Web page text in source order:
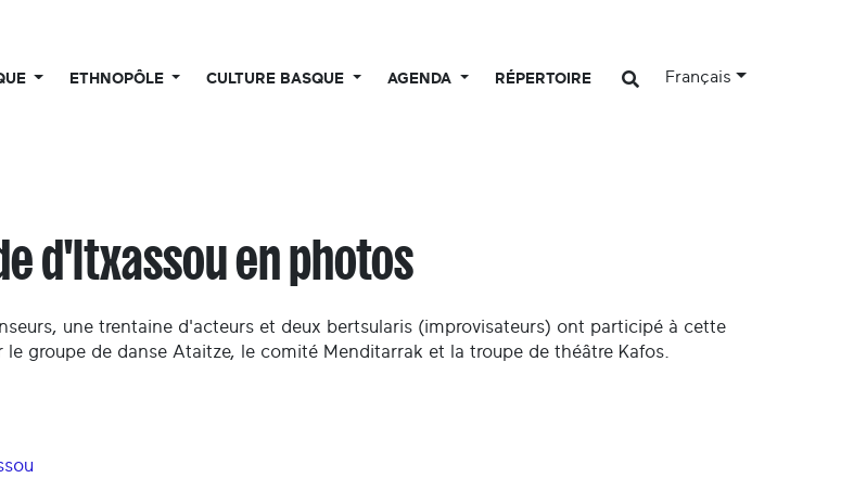
ETHNOPÔLE CULTURE BASQUE AGENDA RÉPERTOIRE Français
d'Itxassou en photos
une trentaine d'acteurs et deux bertsularis (improvisateurs) ont participé à cette
le groupe de danse Ataitze, le comité Menditarrak et la troupe de théâtre Kafos.